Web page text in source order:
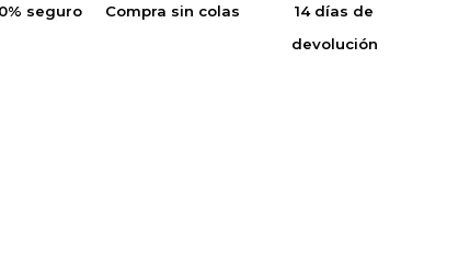
seguro Compra sin colas
14 días de
devolución